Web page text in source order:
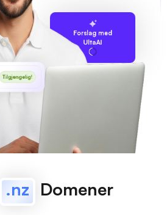
Forslag med
UltaAI
Tilgjengelig!
.nz Domener